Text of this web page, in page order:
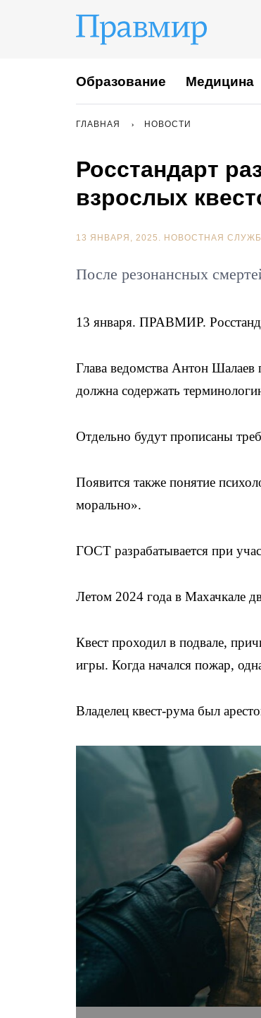
Образование Медицина
ГЛАВНАЯ НОВОСТИ
Росстандарт
взрослых
13 ЯНВАРЯ, 2025. НОВОСТНАЯ
После резонансных
13 января. ПРАВМИР.
Глава ведомства Антон Шалаев
должна содержать
Отдельно будут прописаны
Появится также понятие
морально».
ГОСТ разрабатывается при
Летом 2024 года в Махачкале
Квест проходил в подвале,
игры. Когда начался пожар,
Владелец квест-рума был